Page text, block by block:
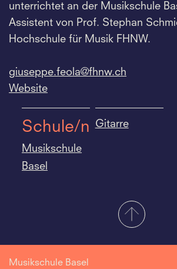
unterrichtet an der Musikschule
Assistent von Prof. Stephan
Hochschule für Musik FHNW.
giuseppe.feola@fhnw.ch
Website
Schule/n
Musikschule
Basel
Gitarre
Musikschule Basel